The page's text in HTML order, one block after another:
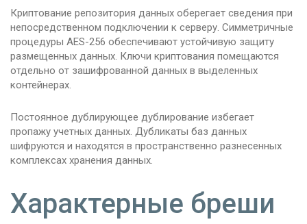
Криптование репозитория данных оберегает сведения при
непосредственном подключении к серверу. Симметричные
процедуры AES-256 обеспечивают устойчивую защиту
размещенных данных. Ключи криптования помещаются
отдельно от зашифрованной данных в выделенных
контейнерах.
Постоянное дублирующее дублирование избегает
пропажу учетных данных. Дубликаты баз данных
шифруются и находятся в пространственно разнесенных
комплексах хранения данных.
Характерные бреши